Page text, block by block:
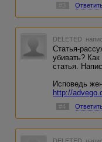
#3
DELETED
Статья-
убивать?
статья.
Исповедь
http://
#4